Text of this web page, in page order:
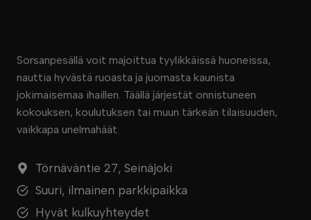
Sorsanpesällä voit majoittua tyylikkäissä huoneissa,
nauttia hyvästä ruoasta ja juomasta kaunista
jokimaisemaa ihaillen. Täällä järjestät onnistuneen
kokouksen, koulutuksen tai muun tärkeän tilaisuuden,
vaikkapa unelmahäät.
Törnäväntie 27, Seinäjoki
Suuri, ilmainen parkkipaikka
Hyvät kulkuyhteydet